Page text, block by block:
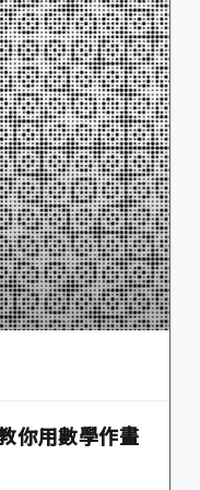
你用數學作畫